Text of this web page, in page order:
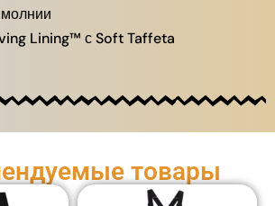
Lining™ с Soft Taffeta
товары